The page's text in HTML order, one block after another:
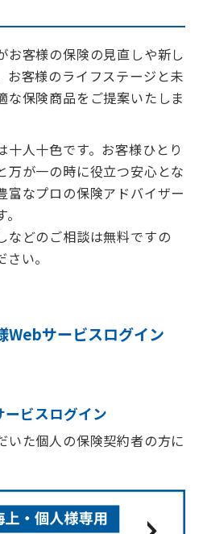
お客様の保険の見直しや新し
お客様のライフステージと未
な保険商品をご提案いたしま
十人十色です。お客様ひとり
万が一の時に役立つ安心とな
富なプロの保険アドバイザー
などのご相談は無料ですの
い。
Webサービスログイン
ビスログイン
いた個人の保険契約者の方に